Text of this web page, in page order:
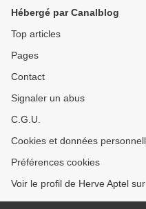
Hébergé par Canalblog
Top articles
Pages
Contact
Signaler un abus
C.G.U.
Cookies et données
Préférences cookies
Voir le profil de Herve Aptel